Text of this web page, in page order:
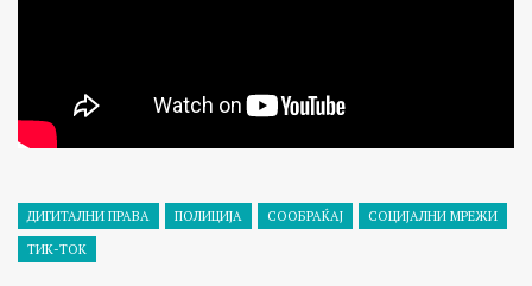
ДИГИТАЛНИ ПРАВА ПОЛИЦИЈА СООБРАЌАЈ
СОЦИЈАЛНИ МРЕЖИ
ТИК-ТОК